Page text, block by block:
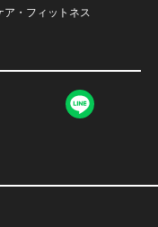
ア・フィットネス